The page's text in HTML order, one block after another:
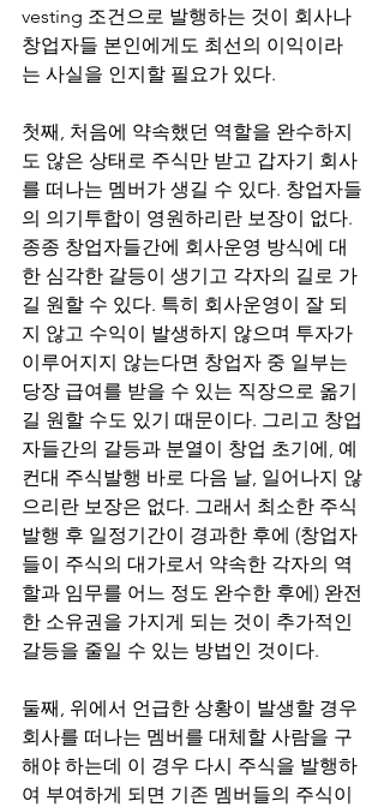
vesting 조건으로 발행하는 것이 회사나
창업자들 본인에게도 최선의 이익이라
는 사실을 인지할 필요가 있다.
첫째, 처음에 약속했던 역할을 완수하지
도 않은 상태로 주식만 받고 갑자기 회사
를 떠나는 멤버가 생길 수 있다. 창업자들
의 의기투합이 영원하리란 보장이 없다.
종종 창업자들간에 회사운영 방식에 대
한 심각한 갈등이 생기고 각자의 길로 가
길 원할 수 있다. 특히 회사운영이 잘 되
지 않고 수익이 발생하지 않으며 투자가
이루어지지 않는다면 창업자 중 일부는
당장 급여를 받을 수 있는 직장으로 옮기
길 원할 수도 있기 때문이다. 그리고 창업
자들간의 갈등과 분열이 창업 초기에, 예
컨대 주식발행 바로 다음 날, 일어나지 않
으리란 보장은 없다. 그래서 최소한 주식
발행 후 일정기간이 경과한 후에 (창업자
들이 주식의 대가로서 약속한 각자의 역
할과 임무를 어느 정도 완수한 후에) 완전
한 소유권을 가지게 되는 것이 추가적인
갈등을 줄일 수 있는 방법인 것이다.
둘째, 위에서 언급한 상황이 발생할 경우
회사를 떠나는 멤버를 대체할 사람을 구
해야 하는데 이 경우 다시 주식을 발행하
여 부여하게 되면 기존 멤버들의 주식이